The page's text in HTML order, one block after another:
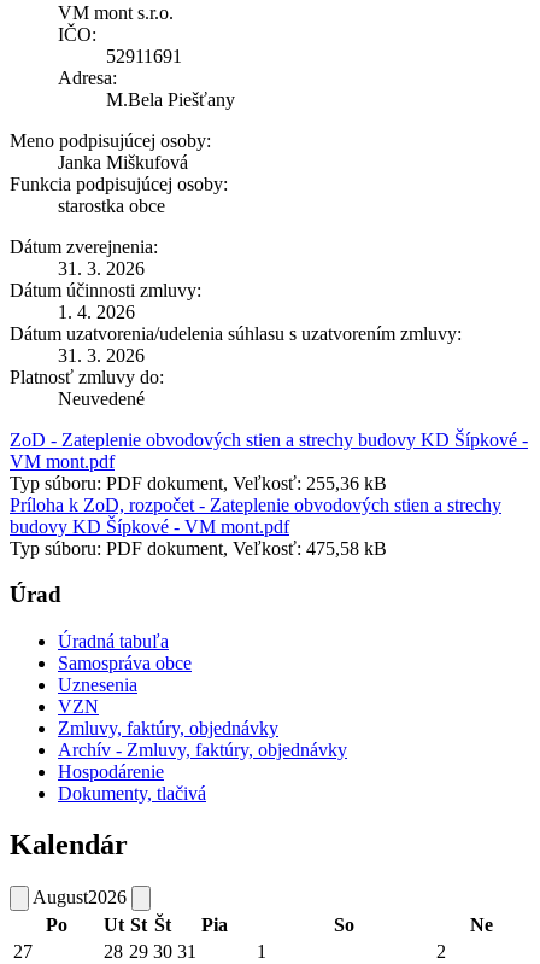
VM mont s.r.o.
IČO:
52911691
Adresa:
M.Bela Piešťany
Meno podpisujúcej osoby:
Janka Miškufová
Funkcia podpisujúcej osoby:
starostka obce
Dátum zverejnenia:
31. 3. 2026
Dátum účinnosti zmluvy:
1. 4. 2026
Dátum uzatvorenia/udelenia súhlasu s uzatvorením zmluvy:
31. 3. 2026
Platnosť zmluvy do:
Neuvedené
ZoD - Zateplenie obvodových stien a strechy budovy KD Šípkové -
VM mont.pdf
Typ súboru: PDF dokument, Veľkosť: 255,36 kB
Príloha k ZoD, rozpočet - Zateplenie obvodových stien a strechy
budovy KD Šípkové - VM mont.pdf
Typ súboru: PDF dokument, Veľkosť: 475,58 kB
Úrad
Úradná tabuľa
Samospráva obce
Uznesenia
VZN
Zmluvy, faktúry, objednávky
Archív - Zmluvy, faktúry, objednávky
Hospodárenie
Dokumenty, tlačivá
Kalendár
August2026
Po
Ut St Št Pia So
Ne
27
28 29 30 31 1 2